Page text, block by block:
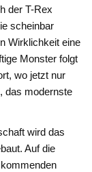
der T-Rex
scheinbar
Wirklichkeit eine
Monster folgt
wo jetzt nur
das modernste
wird das
Auf die